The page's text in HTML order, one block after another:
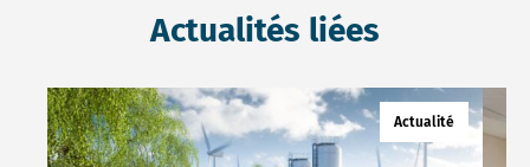
Actualités liées
Actualité
Read more about EES et chaînes de valeur de